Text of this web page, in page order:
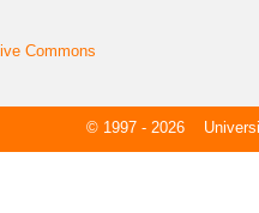
Commons
© 1997 - 2026